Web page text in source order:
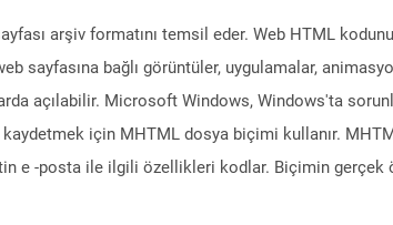
arşiv formatını temsil eder. Web HTML
sayfasına bağlı görüntüler, uygulamalar,
açılabilir. Microsoft Windows, Windows'ta
kaydetmek için MHTML dosya biçimi kullanır.
e -posta ile ilgili özellikleri kodlar. Biçimin gerçek